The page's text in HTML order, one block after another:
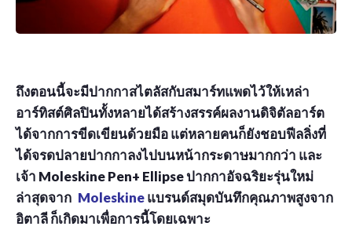
ถึงตอนนี้จะมีปากกาสไตลัสกับสมาร์ทแพดไว้ให้เหล่า
อาร์ทิสต์ศิลปินทั้งหลายได้สร้างสรรค์ผลงานดิจิตัลอาร์ต
ได้จากการขีดเขียนด้วยมือ แต่หลายคนก็ยังชอบฟีลลิ่งที่
ได้จรดปลายปากกาลงไปบนหน้ากระดาษมากกว่า และ
เจ้า Moleskine Pen+ Ellipse ปากกาอัจฉริยะรุ่นใหม่
ล่าสุดจาก Moleskineแบรนด์สมุดบันทึกคุณภาพสูงจาก
อิตาลี ก็เกิดมาเพื่อการนี้โดยเฉพาะ